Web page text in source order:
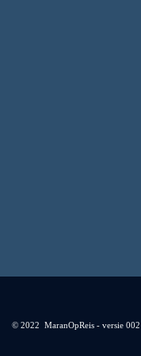
© 2022 MaranOpReis - versie 002